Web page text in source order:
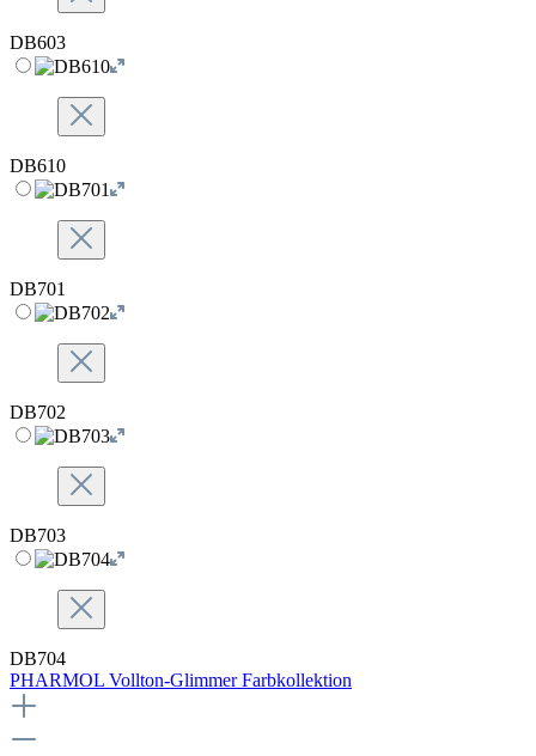
DB603
DB610
DB701
DB702
DB703
DB704
PHARMOL Vollton-Glimmer Farbkollektion